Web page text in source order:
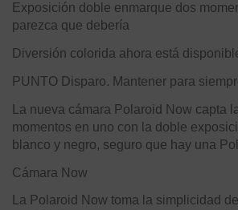
Exposición doble enmarque dos
parezca que debería
Diversión colorida ahora está
PUNTO Disparo. Mantener para
La nueva cámara Polaroid Now capta
momentos en uno con la doble
blanco y negro, seguro que hay una
Cámara Now
La Polaroid Now toma la simplicidad